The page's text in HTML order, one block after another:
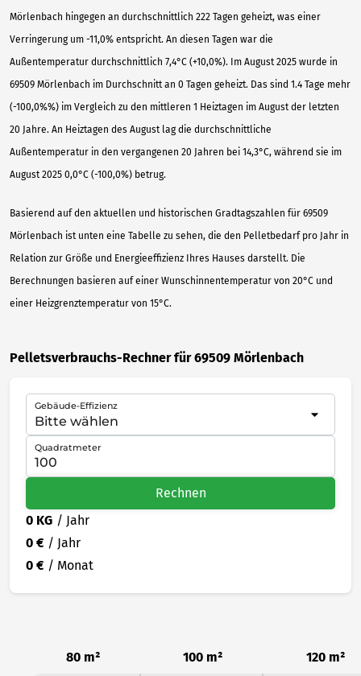
Mörlenbach hingegen an durchschnittlich 222 Tagen geheizt, was einer
Verringerung um -11,0% entspricht. An diesen Tagen war die
Außentemperatur durchschnittlich 7,4°C (+10,0%). Im August 2025 wurde in
69509 Mörlenbach im Durchschnitt an 0 Tagen geheizt. Das sind 1.4 Tage mehr
(-100,0%%) im Vergleich zu den mittleren 1 Heiztagen im August der letzten
20 Jahre. An Heiztagen des August lag die durchschnittliche
Außentemperatur in den vergangenen 20 Jahren bei 14,3°C, während sie im
August 2025 0,0°C (-100,0%) betrug.
Basierend auf den aktuellen und historischen Gradtagszahlen für 69509
Mörlenbach ist unten eine Tabelle zu sehen, die den Pelletbedarf pro Jahr in
Relation zur Größe und Energieeffizienz Ihres Hauses darstellt. Die
Berechnungen basieren auf einer Wunschinnentemperatur von 20°C und
einer Heizgrenztemperatur von 15°C.
Pelletsverbrauchs-Rechner für 69509 Mörlenbach
Gebäude-Effizienz
Quadratmeter
Rechnen
0 KG / Jahr
0 € / Jahr
0 € / Monat
80 m² 100 m² 120 m²